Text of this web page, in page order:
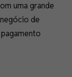
uma grande
de